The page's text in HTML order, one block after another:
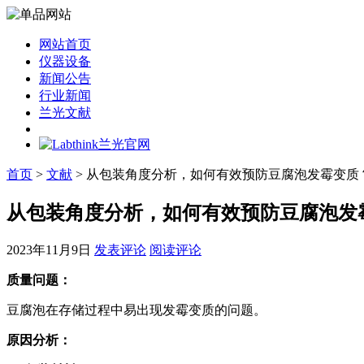
网站首页
仪器设备
新闻公告
行业新闻
兰光文献
首页 > 文献 > 从包装角度分析，如何有效预防豆腐泡发霉变质
从包装角度分析，如何有效预防豆腐泡发
2023年11月9日 发表评论 阅读评论
质量问题：
豆腐泡在存储过程中易出现发霉变质的问题。
原因分析：